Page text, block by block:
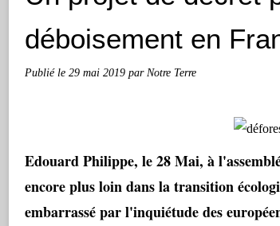
déboisement en
Publié le 29 mai 2019 par Notre Terre
Edouard Philippe, le 28 Mai, à
encore plus loin dans la transition
embarrassé par l'inquiétude des